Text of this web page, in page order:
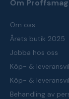
Om
Om oss
Årets butik 2025
Jobba hos oss
Köp- &
Köp- &
Behandling av